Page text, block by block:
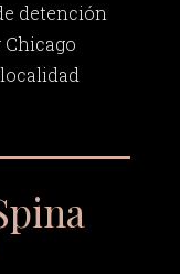
detención
localidad